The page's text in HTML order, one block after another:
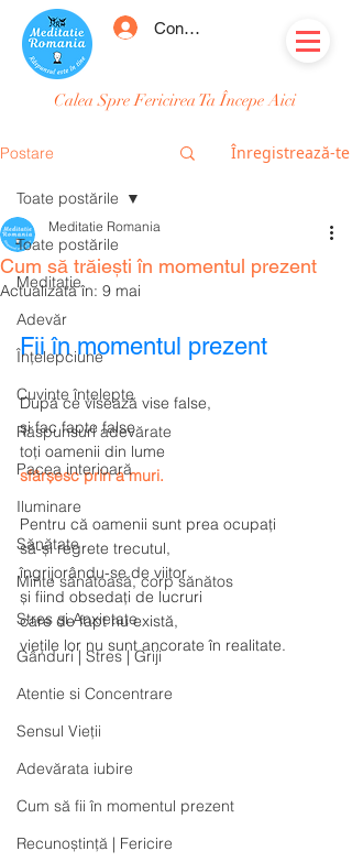
Conectează-te
Calea Spre Fericirea Ta Începe Aici
Postare Înregistrează-te
Toate postările
Meditație
Adevăr
Înțelepciune
Cuvinte înțelepte
Răspunsuri adevărate
Pacea interioară
Iluminare
Sănătate
Minte sănătoasă, corp sănătos
Stres și Anxietate
Gânduri | Stres | Griji
Atentie si Concentrare
Sensul Vieții
Adevărata iubire
Cum să fii în momentul prezent
Recunoștință | Fericire
Toate postările
Cum să trăiești în momentul prezent
Meditatie Romania
Actualizată în: 9 mai
Fii în momentul prezent
După ce visează vise false,
și fac fapte false
toți oamenii din lume
sfârșesc prin a muri.
Pentru că oamenii sunt prea ocupați
să-și regrete trecutul,
îngrijorându-se de viitor
și fiind obsedați de lucruri
care de fapt nu există,
viețile lor nu sunt ancorate în realitate.